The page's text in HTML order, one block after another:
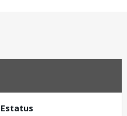
Estatus